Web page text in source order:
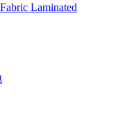
Laminated